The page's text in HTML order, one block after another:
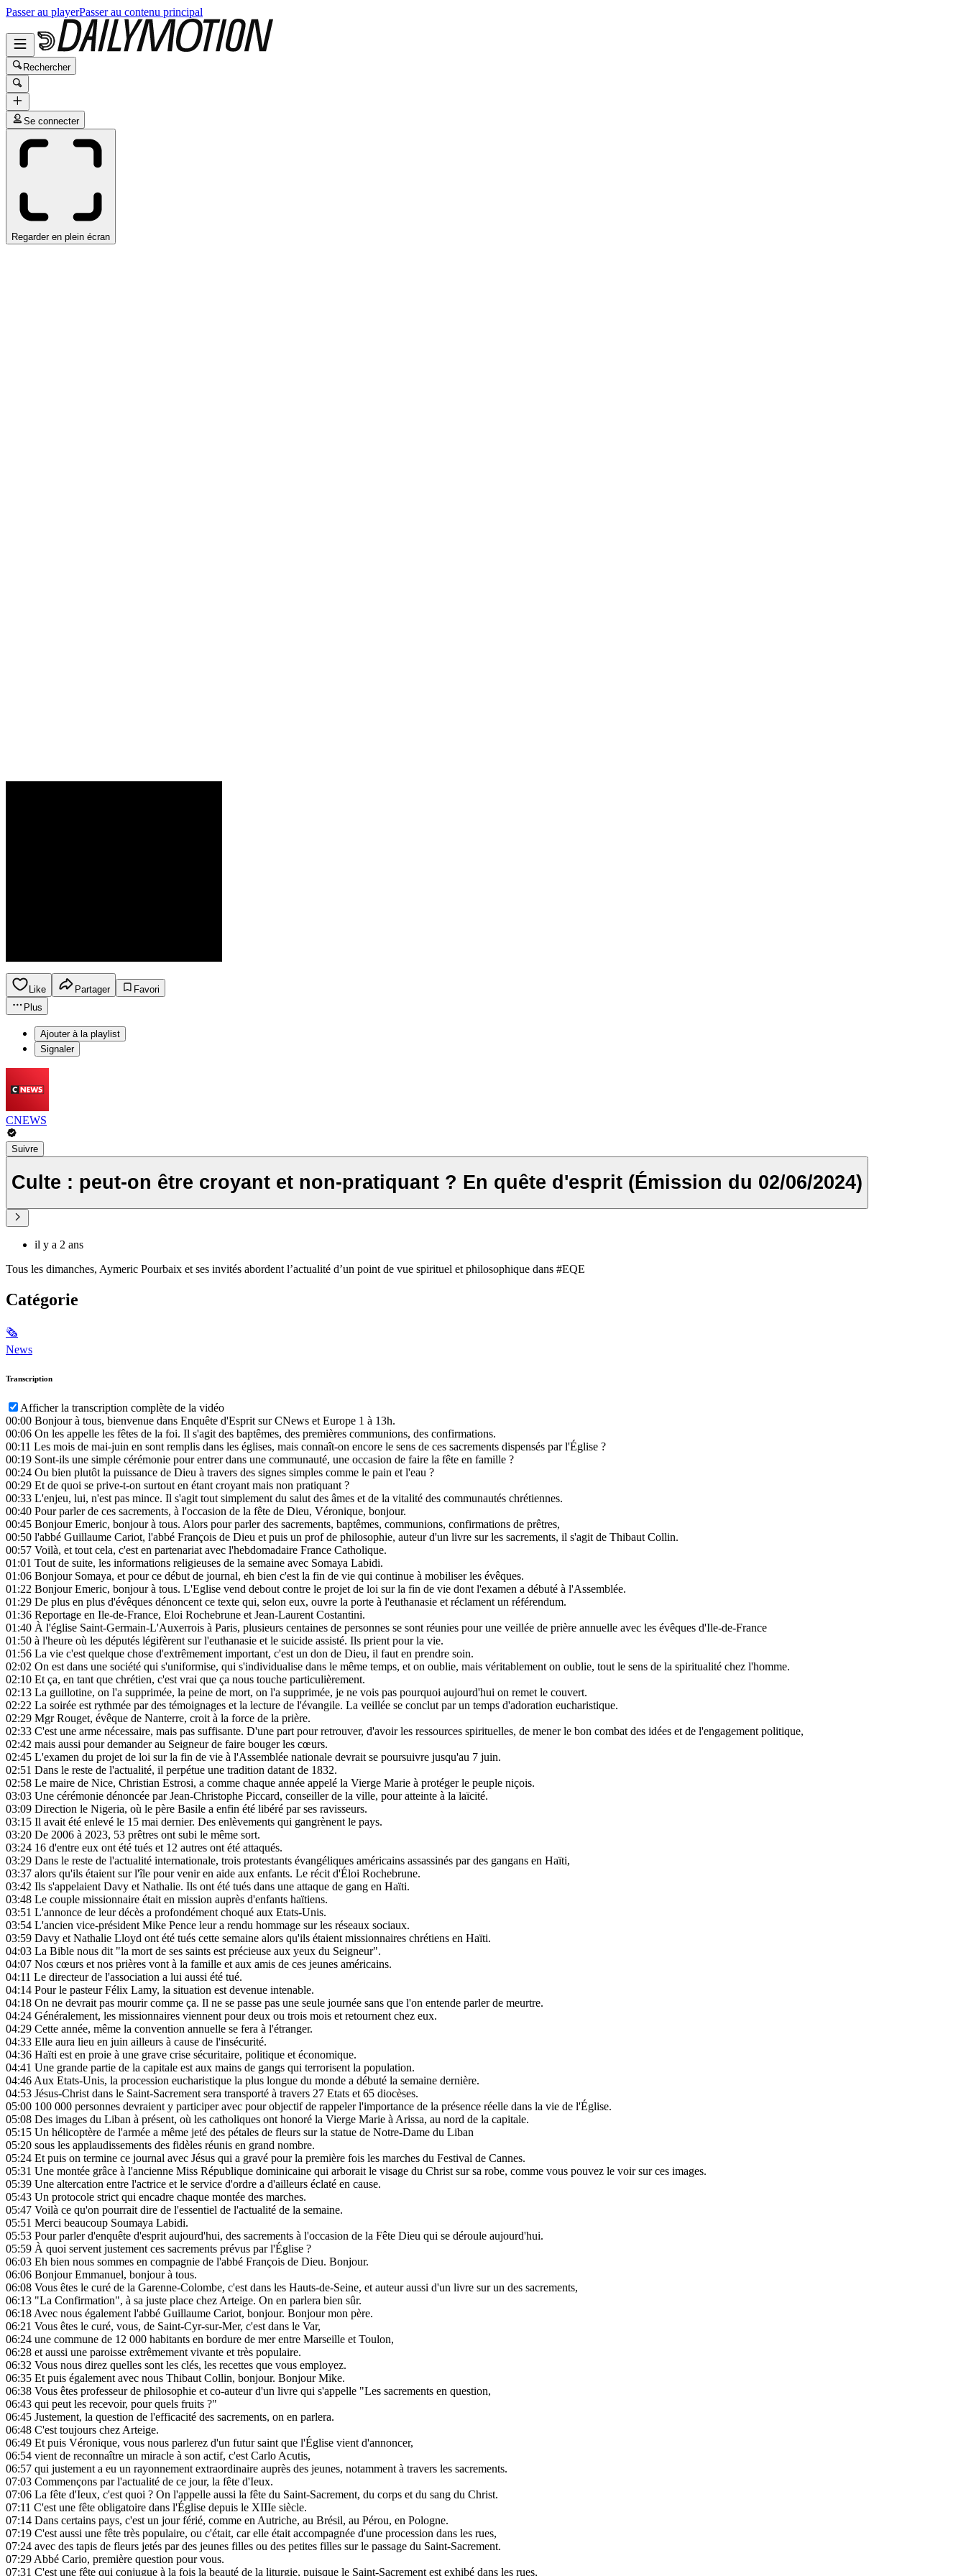
Passer au playerPasser au contenu principal
Rechercher
Se connecter
Regarder en plein écran
Like Partager
Favori
Plus
Ajouter à la playlist
Signaler
CNEWS
Suivre
Culte : peut-on être croyant et non-pratiquant ? En quête d'esprit (Émission du 02/06/2024)
il y a 2 ans
Tous les dimanches, Aymeric Pourbaix et ses invités abordent l’actualité d’un point de vue spirituel et philosophique dans #EQE
Catégorie
🗞
News
Transcription
Afficher la transcription complète de la vidéo
00:00 Bonjour à tous, bienvenue dans Enquête d'Esprit sur CNews et Europe 1 à 13h.
00:06 On les appelle les fêtes de la foi. Il s'agit des baptêmes, des premières communions, des confirmations.
00:11 Les mois de mai-juin en sont remplis dans les églises, mais connaît-on encore le sens de ces sacrements dispensés par l'Église ?
00:19 Sont-ils une simple cérémonie pour entrer dans une communauté, une occasion de faire la fête en famille ?
00:24 Ou bien plutôt la puissance de Dieu à travers des signes simples comme le pain et l'eau ?
00:29 Et de quoi se prive-t-on surtout en étant croyant mais non pratiquant ?
00:33 L'enjeu, lui, n'est pas mince. Il s'agit tout simplement du salut des âmes et de la vitalité des communautés chrétiennes.
00:40 Pour parler de ces sacrements, à l'occasion de la fête de Dieu, Véronique, bonjour.
00:45 Bonjour Emeric, bonjour à tous. Alors pour parler des sacrements, baptêmes, communions, confirmations de prêtres,
00:50 l'abbé Guillaume Cariot, l'abbé François de Dieu et puis un prof de philosophie, auteur d'un livre sur les sacrements, il s'agit de Thibaut Collin.
00:57 Voilà, et tout cela, c'est en partenariat avec l'hebdomadaire France Catholique.
01:01 Tout de suite, les informations religieuses de la semaine avec Somaya Labidi.
01:06 Bonjour Somaya, et pour ce début de journal, eh bien c'est la fin de vie qui continue à mobiliser les évêques.
01:22 Bonjour Emeric, bonjour à tous. L'Eglise vend debout contre le projet de loi sur la fin de vie dont l'examen a débuté à l'Assemblée.
01:29 De plus en plus d'évêques dénoncent ce texte qui, selon eux, ouvre la porte à l'euthanasie et réclament un référendum.
01:36 Reportage en Ile-de-France, Eloi Rochebrune et Jean-Laurent Costantini.
01:40 À l'église Saint-Germain-L'Auxerrois à Paris, plusieurs centaines de personnes se sont réunies pour une veillée de prière annuelle avec les évêques d'Ile-de-France
01:50 à l'heure où les députés légifèrent sur l'euthanasie et le suicide assisté. Ils prient pour la vie.
01:56 La vie c'est quelque chose d'extrêmement important, c'est un don de Dieu, il faut en prendre soin.
02:02 On est dans une société qui s'uniformise, qui s'individualise dans le même temps, et on oublie, mais véritablement on oublie, tout le sens de la spiritualité chez l'homme.
02:10 Et ça, en tant que chrétien, c'est vrai que ça nous touche particulièrement.
02:13 La guillotine, on l'a supprimée, la peine de mort, on l'a supprimée, je ne vois pas pourquoi aujourd'hui on remet le couvert.
02:22 La soirée est rythmée par des témoignages et la lecture de l'évangile. La veillée se conclut par un temps d'adoration eucharistique.
02:29 Mgr Rouget, évêque de Nanterre, croit à la force de la prière.
02:33 C'est une arme nécessaire, mais pas suffisante. D'une part pour retrouver, d'avoir les ressources spirituelles, de mener le bon combat des idées et de l'engagement politique,
02:42 mais aussi pour demander au Seigneur de faire bouger les cœurs.
02:45 L'examen du projet de loi sur la fin de vie à l'Assemblée nationale devrait se poursuivre jusqu'au 7 juin.
02:51 Dans le reste de l'actualité, il perpétue une tradition datant de 1832.
02:58 Le maire de Nice, Christian Estrosi, a comme chaque année appelé la Vierge Marie à protéger le peuple niçois.
03:03 Une cérémonie dénoncée par Jean-Christophe Piccard, conseiller de la ville, pour atteinte à la laïcité.
03:09 Direction le Nigeria, où le père Basile a enfin été libéré par ses ravisseurs.
03:15 Il avait été enlevé le 15 mai dernier. Des enlèvements qui gangrènent le pays.
03:20 De 2006 à 2023, 53 prêtres ont subi le même sort.
03:24 16 d'entre eux ont été tués et 12 autres ont été attaqués.
03:29 Dans le reste de l'actualité internationale, trois protestants évangéliques américains assassinés par des gangans en Haïti,
03:37 alors qu'ils étaient sur l'île pour venir en aide aux enfants. Le récit d'Éloi Rochebrune.
03:42 Ils s'appelaient Davy et Nathalie. Ils ont été tués dans une attaque de gang en Haïti.
03:48 Le couple missionnaire était en mission auprès d'enfants haïtiens.
03:51 L'annonce de leur décès a profondément choqué aux Etats-Unis.
03:54 L'ancien vice-président Mike Pence leur a rendu hommage sur les réseaux sociaux.
03:59 Davy et Nathalie Lloyd ont été tués cette semaine alors qu'ils étaient missionnaires chrétiens en Haïti.
04:03 La Bible nous dit "la mort de ses saints est précieuse aux yeux du Seigneur".
04:07 Nos cœurs et nos prières vont à la famille et aux amis de ces jeunes américains.
04:11 Le directeur de l'association a lui aussi été tué.
04:14 Pour le pasteur Félix Lamy, la situation est devenue intenable.
04:18 On ne devrait pas mourir comme ça. Il ne se passe pas une seule journée sans que l'on entende parler de meurtre.
04:24 Généralement, les missionnaires viennent pour deux ou trois mois et retournent chez eux.
04:29 Cette année, même la convention annuelle se fera à l'étranger.
04:33 Elle aura lieu en juin ailleurs à cause de l'insécurité.
04:36 Haïti est en proie à une grave crise sécuritaire, politique et économique.
04:41 Une grande partie de la capitale est aux mains de gangs qui terrorisent la population.
04:46Aux Etats-Unis, la procession eucharistique la plus longue du monde a débuté la semaine dernière.
04:53 Jésus-Christ dans le Saint-Sacrement sera transporté à travers 27 Etats et 65 diocèses.
05:00 100 000 personnes devraient y participer avec pour objectif de rappeler l'importance de la présence réelle dans la vie de l'Église.
05:08 Des images du Liban à présent, où les catholiques ont honoré la Vierge Marie à Arissa, au nord de la capitale.
05:15 Un hélicoptère de l'armée a même jeté des pétales de fleurs sur la statue de Notre-Dame du Liban
05:20 sous les applaudissements des fidèles réunis en grand nombre.
05:24 Et puis on termine ce journal avec Jésus qui a gravé pour la première fois les marches du Festival de Cannes.
05:31 Une montée grâce à l'ancienne Miss République dominicaine qui arborait le visage du Christ sur sa robe, comme vous pouvez le voir sur ces images.
05:39 Une altercation entre l'actrice et le service d'ordre a d'ailleurs éclaté en cause.
05:43 Un protocole strict qui encadre chaque montée des marches.
05:47 Voilà ce qu'on pourrait dire de l'essentiel de l'actualité de la semaine.
05:51 Merci beaucoup Soumaya Labidi.
05:53 Pour parler d'enquête d'esprit aujourd'hui, des sacrements à l'occasion de la Fête Dieu qui se déroule aujourd'hui.
05:59 À quoi servent justement ces sacrements prévus par l'Église ?
06:03 Eh bien nous sommes en compagnie de l'abbé François de Dieu. Bonjour.
06:06 Bonjour Emmanuel, bonjour à tous.
06:08 Vous êtes le curé de la Garenne-Colombe, c'est dans les Hauts-de-Seine, et auteur aussi d'un livre sur un des sacrements,
06:13 "La Confirmation", à sa juste place chez Arteige. On en parlera bien sûr.
06:18Avec nous également l'abbé Guillaume Cariot, bonjour. Bonjour mon père.
06:21 Vous êtes le curé, vous, de Saint-Cyr-sur-Mer, c'est dans le Var,
06:24 une commune de 12 000 habitants en bordure de mer entre Marseille et Toulon,
06:28 et aussi une paroisse extrêmement vivante et très populaire.
06:32 Vous nous direz quelles sont les clés, les recettes que vous employez.
06:35 Et puis également avec nous Thibaut Collin, bonjour. Bonjour Mike.
06:38 Vous êtes professeur de philosophie et co-auteur d'un livre qui s'appelle "Les sacrements en question,
06:43 qui peut les recevoir, pour quels fruits ?"
06:45 Justement, la question de l'efficacité des sacrements, on en parlera.
06:48 C'est toujours chez Arteige.
06:49 Et puis Véronique, vous nous parlerez d'un futur saint que l'Église vient d'annoncer,
06:54 vient de reconnaître un miracle à son actif, c'est Carlo Acutis,
06:57 qui justement a eu un rayonnement extraordinaire auprès des jeunes, notamment à travers les sacrements.
07:03 Commençons par l'actualité de ce jour, la fête d'Ieux.
07:06 La fête d'Ieux, c'est quoi ? On l'appelle aussi la fête du Saint-Sacrement, du corps et du sang du Christ.
07:11 C'est une fête obligatoire dans l'Église depuis le XIIIe siècle.
07:14 Dans certains pays, c'est un jour férié, comme en Autriche, au Brésil, au Pérou, en Pologne.
07:19 C'est aussi une fête très populaire, ou c'était, car elle était accompagnée d'une procession dans les rues,
07:24 avec des tapis de fleurs jetés par des jeunes filles ou des petites filles sur le passage du Saint-Sacrement.
07:29Abbé Cario, première question pour vous.
07:31 C'est une fête qui conjugue à la fois la beauté de la liturgie, puisque le Saint-Sacrement est exhibé dans les rues,